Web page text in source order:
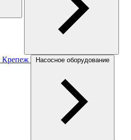
Крепеж Насосное оборудование